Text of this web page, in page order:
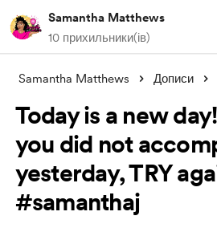
Samantha Matthews
10 прихильники(ів)
Samantha Matthews Дописи
Today is a new
you did not
yesterday, TRY
#samanthaj